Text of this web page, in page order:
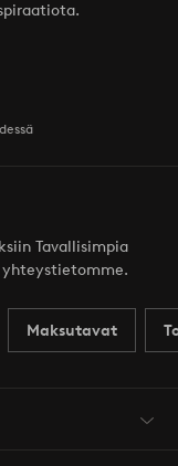
Tavallisimpia
Maksutavat